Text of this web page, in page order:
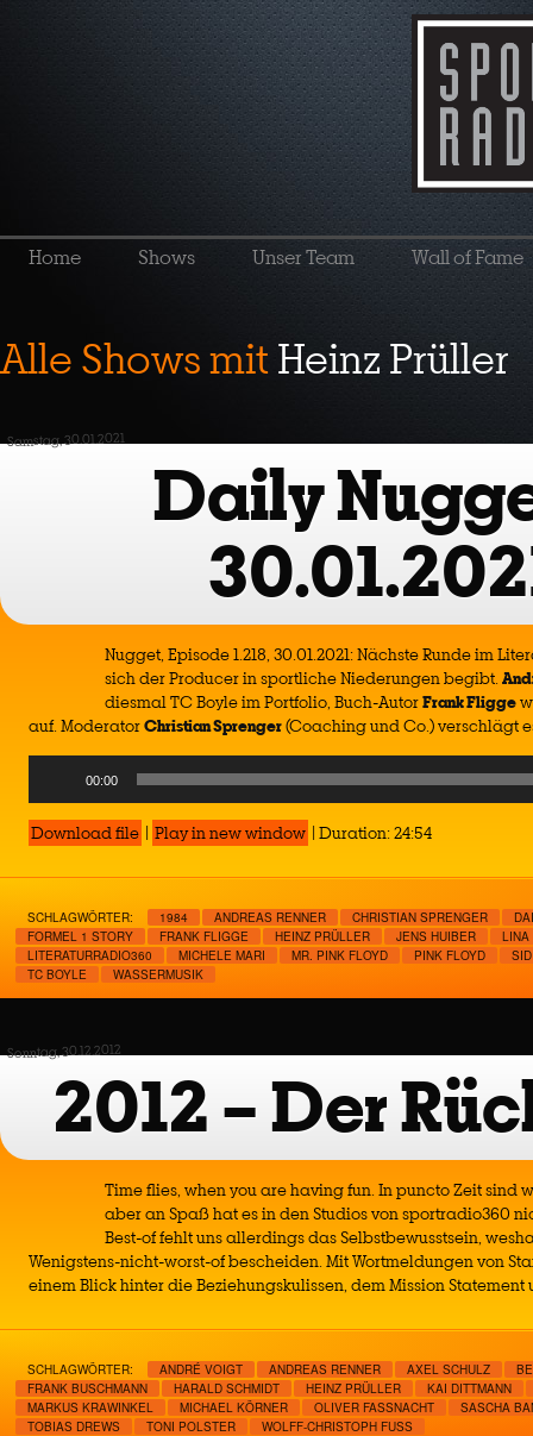
Home Shows Unser Team Wall of Fame
Alle Shows mitHeinz Prüller
Samstag, 30.01.2021
Daily
Nugget, Episode 1.218, 30.01.2021: Nächste Runde im
sich der Producer in sportliche Niederungen begibt.
diesmal TC Boyle im Portfolio, Buch-AutorFrank Fligge
auf. ModeratorChristian Sprenger(Coaching und Co.) verschlägt
00:00
Download file | Play in new window | Duration: 24:54
SCHLAGWÖRTER: 1984 ANDREAS RENNER CHRISTIAN SPRENGER
FORMEL 1 STORY
FRANK FLIGGE HEINZ PRÜLLER JENS HUIBER
LINA
LITERATURRADIO360
MICHELE MARI MR. PINK FLOYD PINK FLOYD
TC BOYLE
WASSERMUSIK
Sonntag, 30.12.2012
2012 – Der
Time flies, when you are having fun. In puncto Zeit sind
aber an Spaß hat es in den Studios von sportradio360
Best-of fehlt uns allerdings das Selbstbewusstsein,
Wenigstens-nicht-worst-of bescheiden. Mit Wortmeldungen von
einem Blick hinter die Beziehungskulissen, dem Mission
SCHLAGWÖRTER: ANDRÉ VOIGT ANDREAS RENNER AXEL SCHULZ
FRANK BUSCHMANN
HARALD SCHMIDT HEINZ PRÜLLER
KAI DITTMANN
MARKUS KRAWINKEL
MICHAEL KÖRNER OLIVER FASSNACHT
SASCHA
TOBIAS DREWS
TONI POLSTER WOLFF-CHRISTOPH FUSS